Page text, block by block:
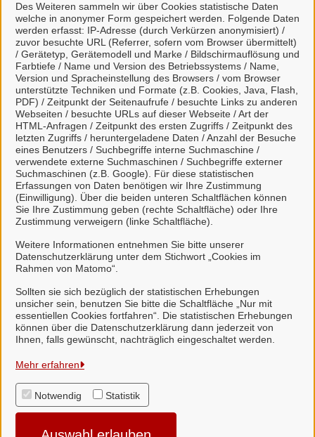
Des Weiteren sammeln wir über Cookies statistische Daten
welche in anonymer Form gespeichert werden. Folgende Daten
werden erfasst: IP-Adresse (durch Verkürzen anonymisiert) /
zuvor besuchte URL (Referrer, sofern vom Browser übermittelt)
/ Gerätetyp, Gerätemodell und Marke / Bildschirmauflösung und
Farbtiefe / Name und Version des Betriebssystems / Name,
Version und Spracheinstellung des Browsers / vom Browser
unterstützte Techniken und Formate (z.B. Cookies, Java, Flash,
PDF) / Zeitpunkt der Seitenaufrufe / besuchte Links zu anderen
Webseiten / besuchte URLs auf dieser Webseite / Art der
HTML-Anfragen / Zeitpunkt des ersten Zugriffs / Zeitpunkt des
letzten Zugriffs / heruntergeladene Daten / Anzahl der Besuche
eines Benutzers / Suchbegriffe interne Suchmaschine /
verwendete externe Suchmaschinen / Suchbegriffe externer
Suchmaschinen (z.B. Google). Für diese statistischen
Erfassungen von Daten benötigen wir Ihre Zustimmung
(Einwilligung). Über die beiden unteren Schaltflächen können
Sie Ihre Zustimmung geben (rechte Schaltfläche) oder Ihre
Zustimmung verweigern (linke Schaltfläche).
Weitere Informationen entnehmen Sie bitte unserer
Datenschutzerklärung unter dem Stichwort „Cookies im
Rahmen von Matomo“.
Sollten sie sich bezüglich der statistischen Erhebungen
unsicher sein, benutzen Sie bitte die Schaltfläche „Nur mit
essentiellen Cookies fortfahren“. Die statistischen Erhebungen
können über die Datenschutzerklärung dann jederzeit von
Ihnen, falls gewünscht, nachträglich eingeschaltet werden.
Mehr erfahren
Notwendig Statistik
Kontakt
Tel.:05826 980-12
Fax: 05826 980-70
E-Mail: s.grote@suderburg.de
Servicezeiten
Mo.08:00-12:00 Uhrund14:00-16:00Uhr
Di. 08:00-12:00 Uhr
Do.08:00-12:00 Uhrund14:00-18:00 Uhr
Fr.
08:00-12:00Uhr
Bitte vorab einen Termin vereinbaren.
Mittwochs ist das Rathaus geschlossen. Die
Mitarbeitenden sind jedoch telefonisch erreichbar.
Alle zugeordneten Einrichtungen
Samtgemeinde Suderburg
Alle Rechte vorbehalten